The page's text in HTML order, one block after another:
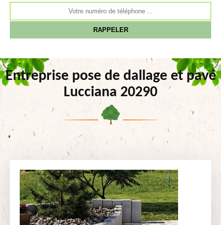
Entreprise pose de dallage et pavé
Lucciana 20290